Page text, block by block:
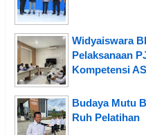
Widyaiswara
Pelaksanaan
Kompetensi
Budaya Mutu
Ruh Pelatihan